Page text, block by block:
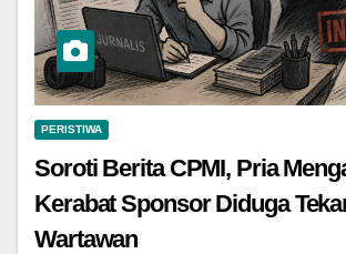
PERISTIWA
Soroti Berita CPMI, Pria
Kerabat Sponsor Diduga
Wartawan